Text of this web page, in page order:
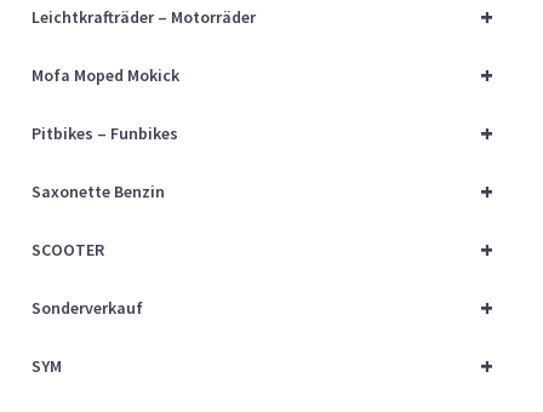
+
Leichtkrafträder – Motorräder
+
Mofa Moped Mokick
+
Pitbikes – Funbikes
+
Saxonette Benzin
+
SCOOTER
+
Sonderverkauf
+
SYM